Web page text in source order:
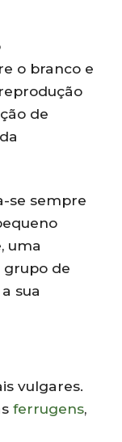
o branco e
de
se sempre
uma
grupo de
sua
vulgares.
ferrugens,